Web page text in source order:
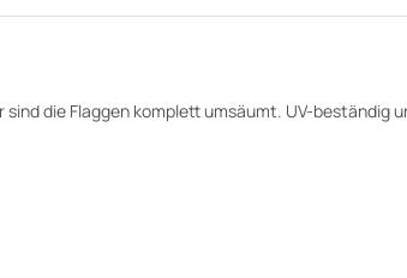
die Flaggen komplett umsäumt. UV-beständig